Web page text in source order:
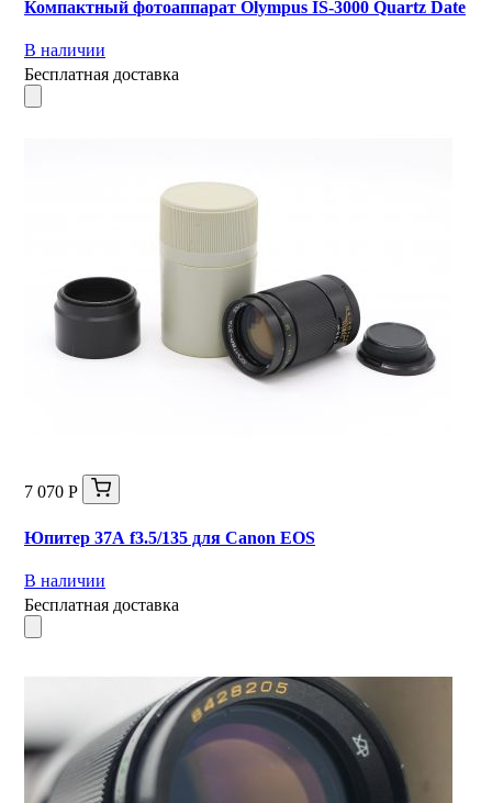
Компактный фотоаппарат Olympus IS-3000 Quartz Date
В наличии
Бесплатная доставка
7 070 Р
Юпитер 37А f3.5/135 для Canon EOS
В наличии
Бесплатная доставка